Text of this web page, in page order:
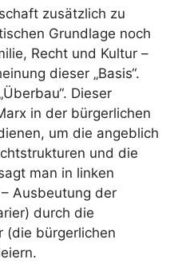
zusätzlich zu
Grundlage noch
Recht und Kultur –
dieser „Basis“.
Dieser
in der bürgerlichen
um die angeblich
und die
man in linken
– Ausbeutung der
durch die
(die bürgerlichen